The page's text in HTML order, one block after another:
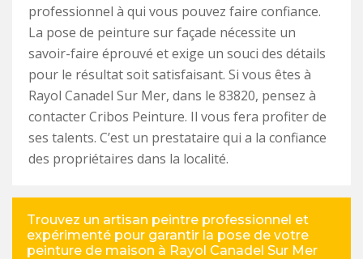
professionnel à qui vous pouvez faire confiance.
La pose de peinture sur façade nécessite un
savoir-faire éprouvé et exige un souci des détails
pour le résultat soit satisfaisant. Si vous êtes à
Rayol Canadel Sur Mer, dans le 83820, pensez à
contacter Cribos Peinture. Il vous fera profiter de
ses talents. C’est un prestataire qui a la confiance
des propriétaires dans la localité.
Trouvez un artisan peintre professionnel et
expérimenté pour garantir la pose de votre
peinture de maison à Rayol Canadel Sur Mer